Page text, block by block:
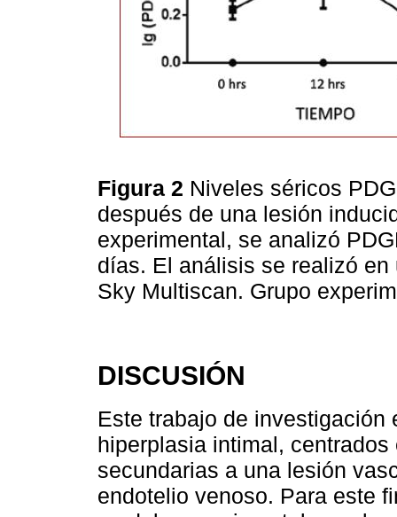
Figura 2 Niveles séricos
después de una lesión
experimental, se analizó
días. El análisis se realizó
Sky Multiscan. Grupo
DISCUSIÓN
Este trabajo de
hiperplasia intimal,
secundarias a una lesión
endotelio venoso. Para este